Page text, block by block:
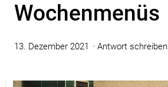
Wochenmenüs
13. Dezember 2021 Antwort schreiben